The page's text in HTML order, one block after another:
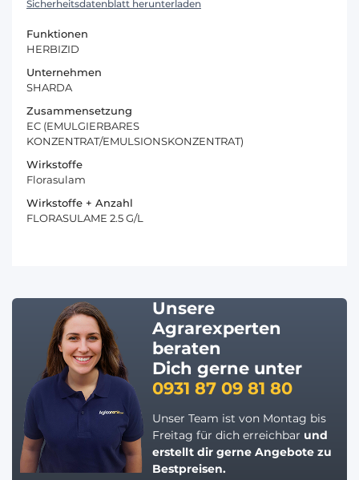
Sicherheitsdatenblatt herunterladen
Funktionen
HERBIZID
Unternehmen
SHARDA
Zusammensetzung
EC (EMULGIERBARES
KONZENTRAT/EMULSIONSKONZENTRAT)
Wirkstoffe
Florasulam
Wirkstoffe + Anzahl
FLORASULAME 2.5 G/L
Unsere
Agrarexperten
beraten
Dich gerne unter
0931 87 09 81 80
Unser Team ist von Montag bis
Freitag für dich erreichbar und
erstellt dir gerne Angebote zu
Bestpreisen.